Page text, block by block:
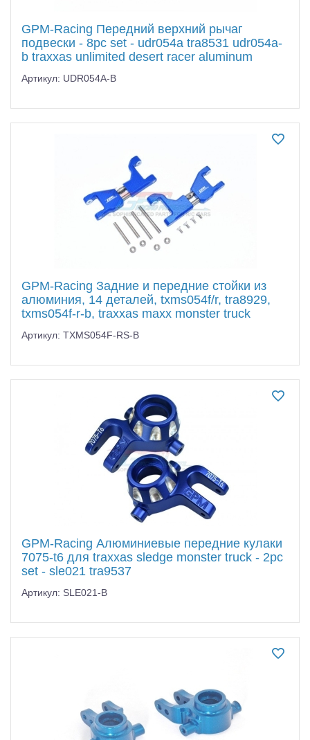
GPM-Racing Передний верхний рычаг
подвески - 8pc set - udr054a tra8531 udr054a-
b traxxas unlimited desert racer aluminum
Артикул: UDR054A-B
GPM-Racing Задние и передние стойки из
алюминия, 14 деталей, txms054f/r, tra8929,
txms054f-r-b, traxxas maxx monster truck
Артикул: TXMS054F-RS-B
GPM-Racing Алюминиевые передние кулаки
7075-t6 для traxxas sledge monster truck - 2pc
set - sle021 tra9537
Артикул: SLE021-B